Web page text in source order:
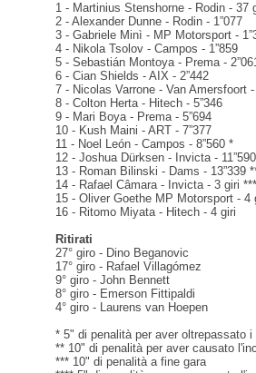
1 - Martinius Stenshorne - Rodin - 37
2 - Alexander Dunne - Rodin - 1”077
3 - Gabriele Minì - MP Motorsport -
4 - Nikola Tsolov - Campos - 1”859
5 - Sebastián Montoya - Prema -
6 - Cian Shields - AIX - 2”442
7 - Nicolas Varrone - Van Amersfoort -
8 - Colton Herta - Hitech - 5”346
9 - Mari Boya - Prema - 5”694
10 - Kush Maini - ART - 7”377
11 - Noel León - Campos - 8”560 *
12 - Joshua Dürksen - Invicta -
13 - Roman Bilinski - Dams - 13”339
14 - Rafael Câmara - Invicta - 3 giri
15 - Oliver Goethe MP Motorsport - 4
16 - Ritomo Miyata - Hitech - 4 giri
Ritirati
27° giro - Dino Beganovic
17° giro - Rafael Villagómez
9° giro - John Bennett
8° giro - Emerson Fittipaldi
4° giro - Laurens van Hoepen
* 5" di penalità per aver oltrepassato
** 10" di penalità per aver causato
*** 10" di penalità a fine gara